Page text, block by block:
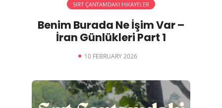
SIRT ÇANTAMDAKI HIKAYELER
Benim Burada Ne İşim Var –
İran Günlükleri Part 1
10 FEBRUARY 2026